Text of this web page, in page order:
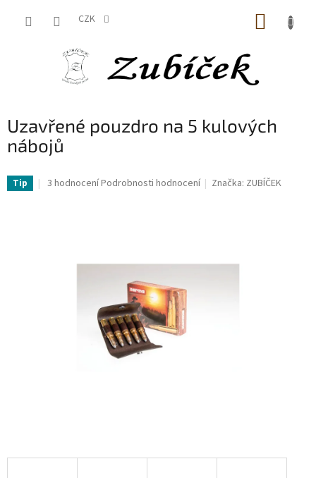
CZK
Uzavřené pouzdro na 5 kulových
nábojů
Tip
Průměrné
3 hodnoceníPodrobnosti hodnocení Značka: ZUBÍČEK